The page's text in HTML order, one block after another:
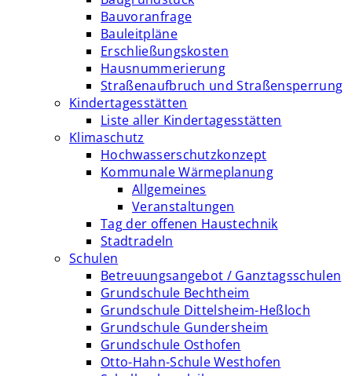
Bauvoranfrage
Bauleitpläne
Erschließungskosten
Hausnummerierung
Straßenaufbruch und Straßensperrung
Kindertagesstätten
Liste aller Kindertagesstätten
Klimaschutz
Hochwasserschutzkonzept
Kommunale Wärmeplanung
Allgemeines
Veranstaltungen
Tag der offenen Haustechnik
Stadtradeln
Schulen
Betreuungsangebot / Ganztagsschulen
Grundschule Bechtheim
Grundschule Dittelsheim-Heßloch
Grundschule Gundersheim
Grundschule Osthofen
Otto-Hahn-Schule Westhofen